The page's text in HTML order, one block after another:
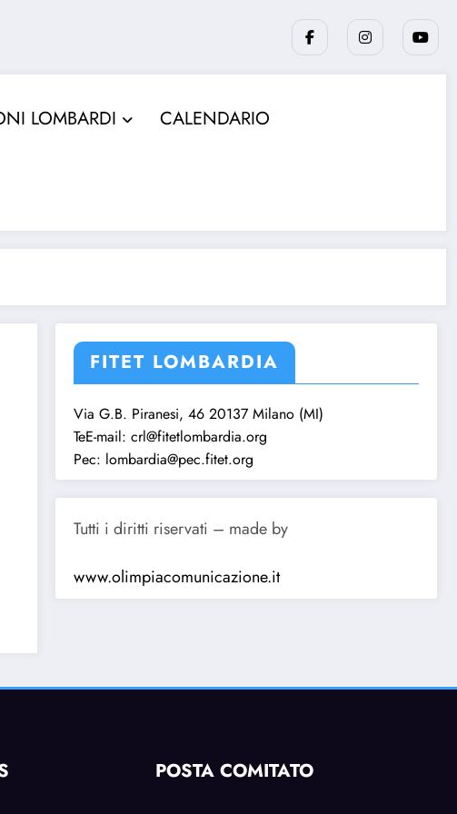
LOMBARDI CALENDARIO
FITET LOMBARDIA
Via G.B. Piranesi, 46 20137 Milano (MI)
TeE-mail: crl@fitetlombardia.org
Pec: lombardia@pec.fitet.org
Tutti i diritti riservati – made by
www.olimpiacomunicazione.it
POSTA COMITATO